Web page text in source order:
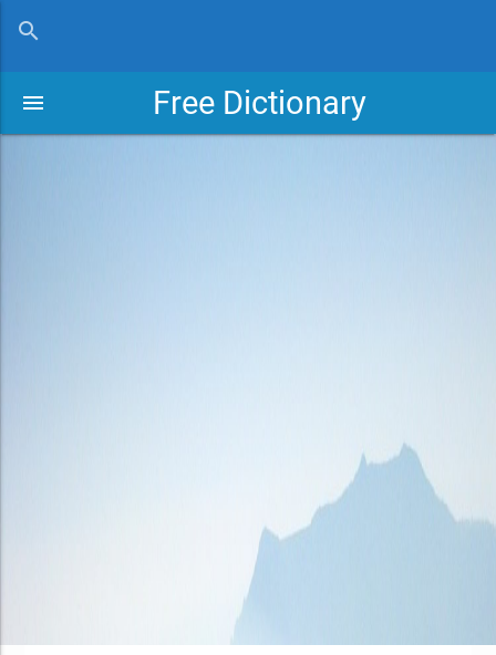
search
Free Dictionary
menu